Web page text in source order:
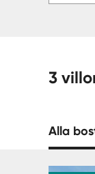
Alla